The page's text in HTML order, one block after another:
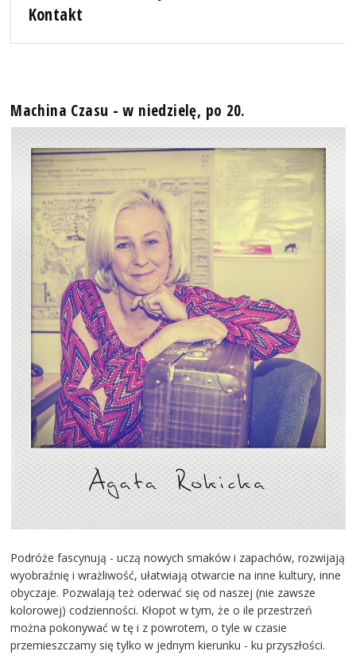
Kontakt
Machina Czasu - w niedzielę, po 20.
Podróże fascynują - uczą nowych smaków i zapachów, rozwijają
wyobraźnię i wrażliwość, ułatwiają otwarcie na inne kultury, inne
obyczaje. Pozwalają też oderwać się od naszej (nie zawsze
kolorowej) codzienności. Kłopot w tym, że o ile przestrzeń
można pokonywać w tę i z powrotem, o tyle w czasie
przemieszczamy się tylko w jednym kierunku - ku przyszłości.